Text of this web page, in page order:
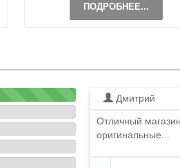
ПОДРОБНЕЕ...
Дмитрий
Отличный
оригинальные...